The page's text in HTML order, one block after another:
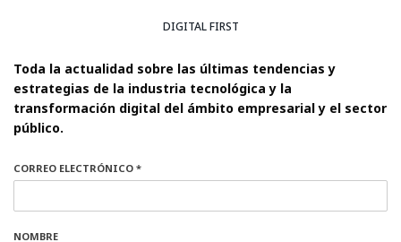
DIGITAL FIRST
Toda la actualidad sobre las últimas tendencias y
estrategias de la industria tecnológica y la
transformación digital del ámbito empresarial y el sector
público.
CORREO ELECTRÓNICO *
NOMBRE